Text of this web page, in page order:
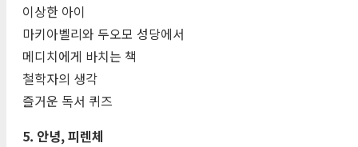
이상한 아이
마키아벨리와 두오모 성당에서
메디치에게 바치는 책
철학자의 생각
즐거운 독서 퀴즈
5. 안녕, 피렌체